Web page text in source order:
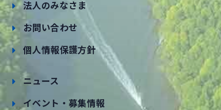
法人のみなさま
お問い合わせ
個人情報保護方針
ニュース
イベント・募集情報